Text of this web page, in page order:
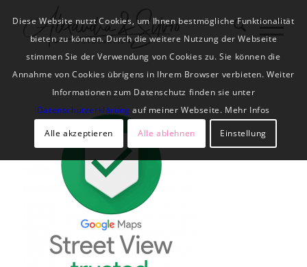
Diese Website nutzt Cookies, um Ihnen bestmögliche Funktionalität
bieten zu können. Durch die weitere Nutzung der Webseite
stimmen Sie der Verwendung von Cookies zu. Sie können die
Annahme von Cookies übrigens in Ihrem Browser verbieten. Weiter
Informationen zum Datenschutz finden sie unter
Datenschutzerklärung auf meiner Webseite. Mehr Infos
Alle akzeptieren Alle ablehnen Einstellung